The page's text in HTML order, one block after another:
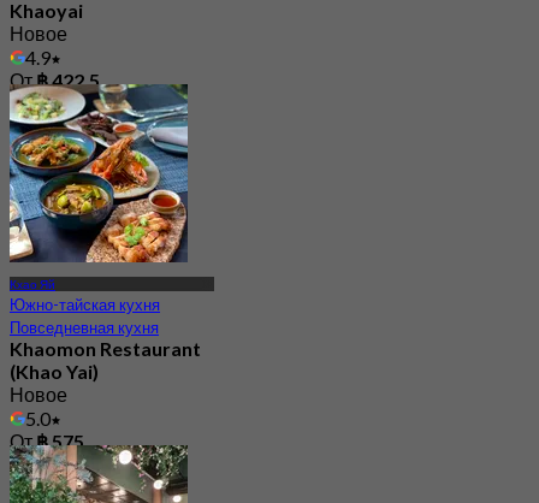
Khaoyai
Новое
4.9
От฿ 422.5
Кхао Яй
Южно-тайская кухня
Повседневная кухня
Khaomon Restaurant
(Khao Yai)
Новое
5.0
От฿ 575